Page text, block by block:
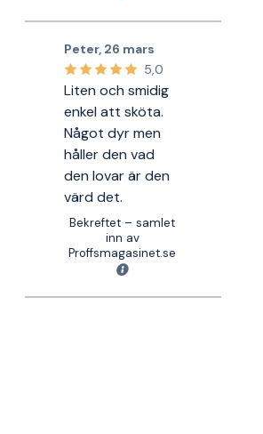
Peter, 26 mars
5,0
Liten och smidig
enkel att sköta.
Något dyr men
håller den vad
den lovar är den
värd det.
Bekreftet – samlet
inn av
Proffsmagasinet.se